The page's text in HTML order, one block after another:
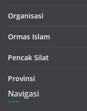
Organisasi
Ormas Islam
Pencak Silat
Provinsi
Navigasi